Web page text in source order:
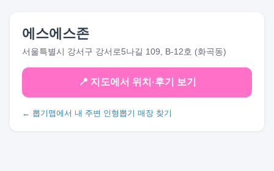
에스에스존
서울특별시 강서구 강서로5나길 109, B-12호 (화곡동)
📍 지도에서 위치·후기 보기
← 뽑기맵에서 내 주변 인형뽑기 매장 찾기